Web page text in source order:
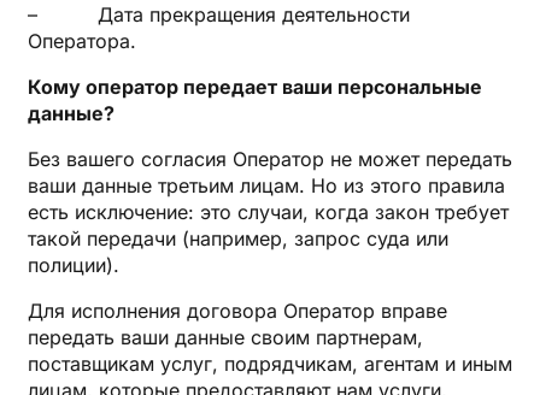
– Дата прекращения деятельности
Оператора.
Кому оператор передает ваши персональные
данные?
Без вашего согласия Оператор не может передать
ваши данные третьим лицам. Но из этого правила
есть исключение: это случаи, когда закон требует
такой передачи (например, запрос суда или
полиции).
Для исполнения договора Оператор вправе
передать ваши данные своим партнерам,
поставщикам услуг, подрядчикам, агентам и иным
лицам, которые предоставляют нам услуги,